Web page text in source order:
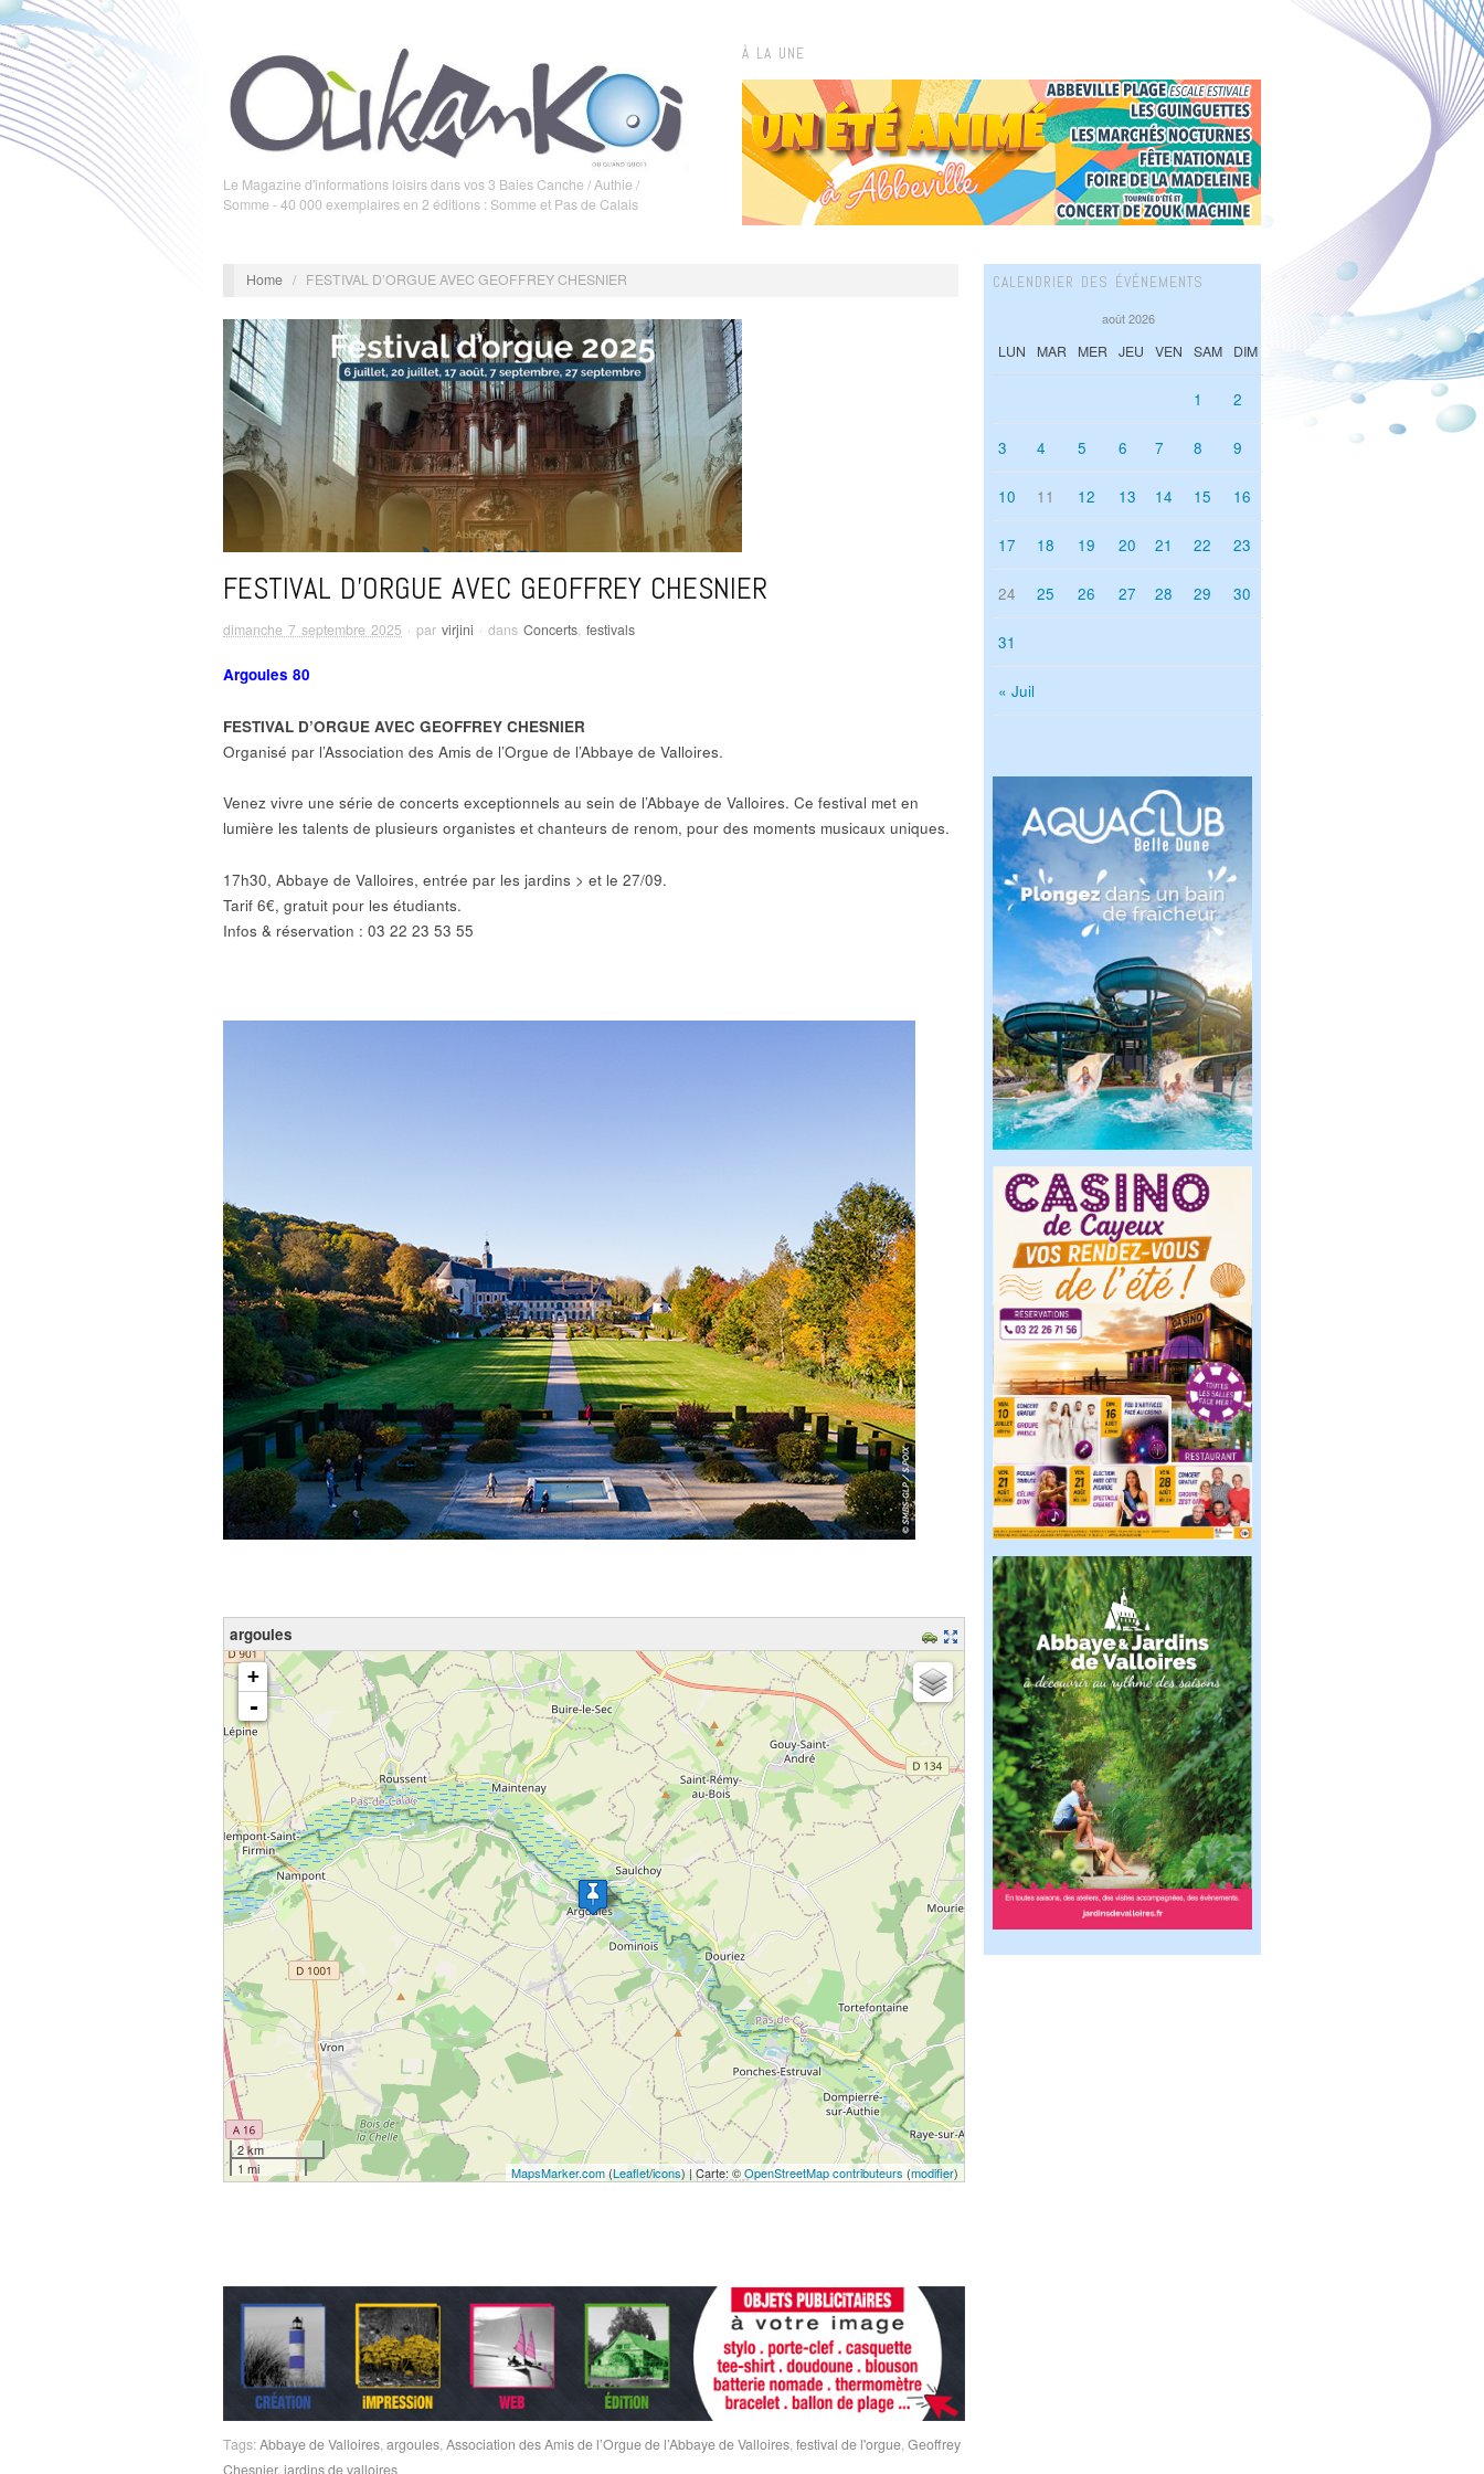
Le Magazine d'informations loisirs dans vos 3 Baies Canche / Authie /
Somme - 40 000 exemplaires en 2 éditions : Somme et Pas de Calais
À LA UNE
Home / FESTIVAL D’ORGUE AVEC GEOFFREY CHESNIER
FESTIVAL D’ORGUE AVEC GEOFFREY CHESNIER
dimanche 7 septembre 2025 · par virjini · dans Concerts, festivals
Argoules 80
FESTIVAL D’ORGUE AVEC GEOFFREY CHESNIER
Organisé par l’Association des Amis de l’Orgue de l’Abbaye de Valloires.
Venez vivre une série de concerts exceptionnels au sein de l’Abbaye de Valloires. Ce festival met en
lumière les talents de plusieurs organistes et chanteurs de renom, pour des moments musicaux uniques.
17h30, Abbaye de Valloires, entrée par les jardins > et le 27/09.
Tarif 6€, gratuit pour les étudiants.
Infos & réservation : 03 22 23 53 55
argoules
chargement de la carte - veuillez patienter...
+
-
2 km
1 mi
MapsMarker.com(Leaflet/icons) | Carte: ©OpenStreetMap contributeurs (modifier)
Tags:Abbaye de Valloires,argoules,Association des Amis de l’Orgue de l’Abbaye de Valloires,festival de l'orgue,Geoffrey
Chesnier, jardins de valloires
CALENDRIER DES ÉVÉNEMENTS
août 2026
LUN MAR MER JEU VEN SAM DIM
« Juil
1 2
3 4 5 6 7 8 9
10 11 12 13 14 15 16
17 18 19 20 21 22 23
24 25 26 27 28 29 30
31